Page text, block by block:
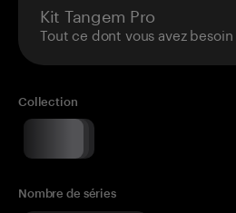
Kit Tangem Pro
Tout ce dont vous avez besoin
Collection
Nombre de séries